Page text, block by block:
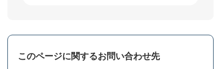
このページに関するお問い合わせ先